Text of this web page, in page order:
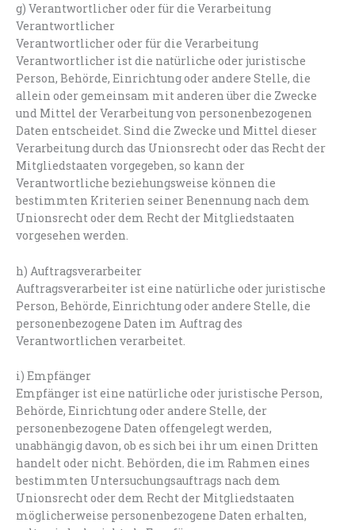
g) Verantwortlicher oder für die Verarbeitung
Verantwortlicher
Verantwortlicher oder für die Verarbeitung
Verantwortlicher ist die natürliche oder juristische
Person, Behörde, Einrichtung oder andere Stelle, die
allein oder gemeinsam mit anderen über die Zwecke
und Mittel der Verarbeitung von personenbezogenen
Daten entscheidet. Sind die Zwecke und Mittel dieser
Verarbeitung durch das Unionsrecht oder das Recht der
Mitgliedstaaten vorgegeben, so kann der
Verantwortliche beziehungsweise können die
bestimmten Kriterien seiner Benennung nach dem
Unionsrecht oder dem Recht der Mitgliedstaaten
vorgesehen werden.
h) Auftragsverarbeiter
Auftragsverarbeiter ist eine natürliche oder juristische
Person, Behörde, Einrichtung oder andere Stelle, die
personenbezogene Daten im Auftrag des
Verantwortlichen verarbeitet.
i) Empfänger
Empfänger ist eine natürliche oder juristische Person,
Behörde, Einrichtung oder andere Stelle, der
personenbezogene Daten offengelegt werden,
unabhängig davon, ob es sich bei ihr um einen Dritten
handelt oder nicht. Behörden, die im Rahmen eines
bestimmten Untersuchungsauftrags nach dem
Unionsrecht oder dem Recht der Mitgliedstaaten
möglicherweise personenbezogene Daten erhalten,